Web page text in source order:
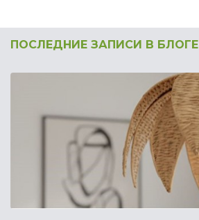
ПОСЛЕДНИЕ ЗАПИСИ В БЛОГЕ